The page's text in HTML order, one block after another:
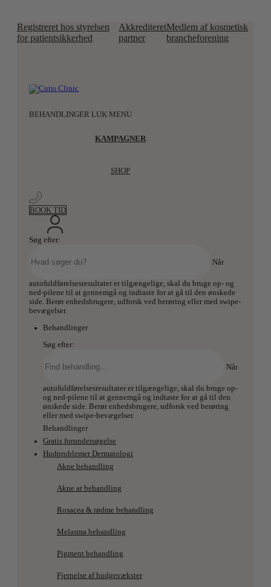
Registreret hos styrelsen
for patientsikkerhed
Akkrediteret
partner
Medlem af kosmetisk
brancheforening
BEHANDLINGER LUK MENU
KAMPAGNER
SHOP
BOOK TID
Søg efter:
Når
autofuldførelsesresultater er tilgængelige, skal du bruge op- og
ned-pilene til at gennemgå og indtaste for at gå til den ønskede
side. Berør enhedsbrugere, udforsk ved berøring eller med swipe-
bevægelser.
Behandlinger
Søg efter:
Når
autofuldførelsesresultater er tilgængelige, skal du bruge op-
og ned-pilene til at gennemgå og indtaste for at gå til den
ønskede side. Berør enhedsbrugere, udforsk ved berøring
eller med swipe-bevægelser.
Behandlinger
Gratis forundersøgelse
Hudproblemer Dermatologi
Akne behandling
Akne ar behandling
Rosacea & rødme behandling
Melasma behandling
Pigment behandling
Fjernelse af hudgevækster